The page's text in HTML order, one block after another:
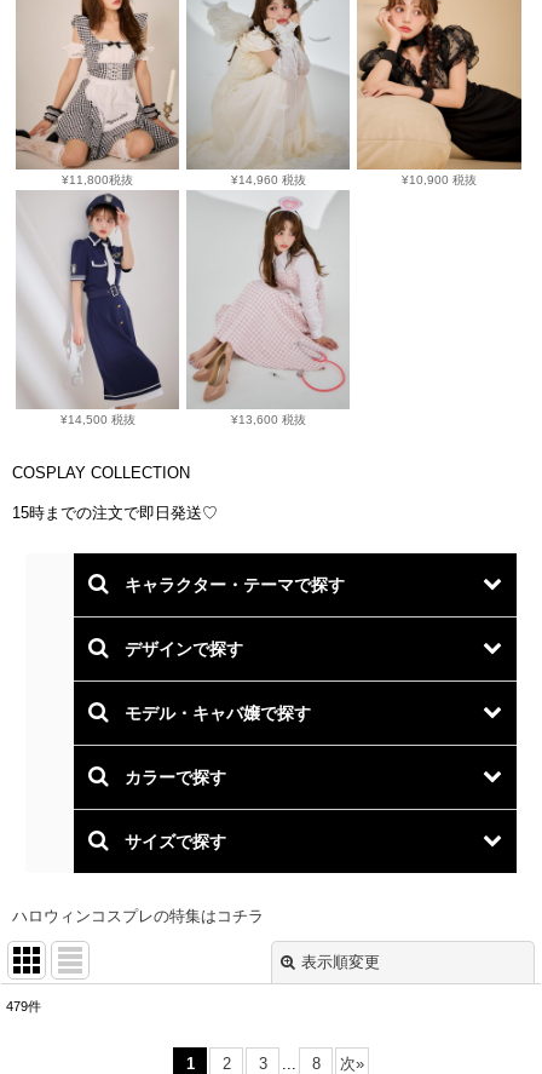
¥11,800税抜 ¥14,960 税抜 ¥10,900 税抜
¥14,500 税抜 ¥13,600 税抜
COSPLAY COLLECTION
15時までの注文で即日発送♡
ハロウィンコスプレの特集はコチラ
表示順変更
479件
1 2 3 8 次»